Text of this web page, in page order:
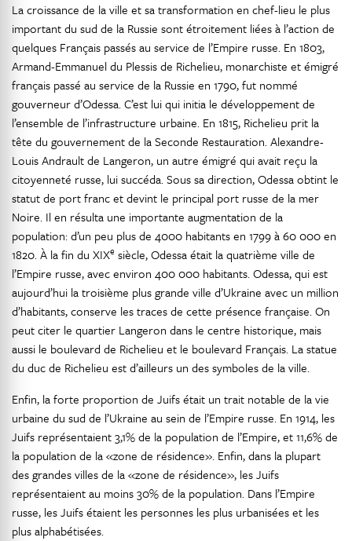
La croissance de la ville et sa transformation en chef-lieu le plus
important du sud de la Russie sont étroitement liées à l’action de
quelques Français passés au service de l’Empire russe. En 1803,
Armand-Emmanuel du Plessis de Richelieu, monarchiste et émigré
français passé au service de la Russie en 1790, fut nommé
gouverneur d’Odessa. C’est lui qui initia le développement de
l’ensemble de l’infrastructure urbaine. En 1815, Richelieu prit la
tête du gouvernement de la Seconde Restauration. Alexandre-
Louis Andrault de Langeron, un autre émigré qui avait reçu la
citoyenneté russe, lui succéda. Sous sa direction, Odessa obtint le
statut de port franc et devint le principal port russe de la mer
Noire. Il en résulta une importante augmentation de la
population: d’un peu plus de 4000 habitants en 1799 à 60 000 en
1820. À la fin du XIXe siècle, Odessa était la quatrième ville de
l’Empire russe, avec environ 400 000 habitants. Odessa, qui est
aujourd’hui la troisième plus grande ville d’Ukraine avec un million
d’habitants, conserve les traces de cette présence française. On
peut citer le quartier Langeron dans le centre historique, mais
aussi le boulevard de Richelieu et le boulevard Français. La statue
du duc de Richelieu est d’ailleurs un des symboles de la ville.
Enfin, la forte proportion de Juifs était un trait notable de la vie
urbaine du sud de l’Ukraine au sein de l’Empire russe. En 1914, les
Juifs représentaient 3,1% de la population de l’Empire, et 11,6% de
la population de la «zone de résidence». Enfin, dans la plupart
des grandes villes de la «zone de résidence», les Juifs
représentaient au moins 30% de la population. Dans l’Empire
russe, les Juifs étaient les personnes les plus urbanisées et les
plus alphabétisées.